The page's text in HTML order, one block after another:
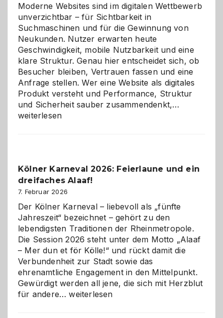
Moderne Websites sind im digitalen Wettbewerb
unverzichtbar – für Sichtbarkeit in
Suchmaschinen und für die Gewinnung von
Neukunden. Nutzer erwarten heute
Geschwindigkeit, mobile Nutzbarkeit und eine
klare Struktur. Genau hier entscheidet sich, ob
Besucher bleiben, Vertrauen fassen und eine
Anfrage stellen. Wer eine Website als digitales
Produkt versteht und Performance, Struktur
und Sicherheit sauber zusammendenkt,…
geworden
weiterlesen
Kölner Karneval 2026: Feierlaune und ein
dreifaches Alaaf!
7. Februar 2026
Der Kölner Karneval – liebevoll als „fünfte
Jahreszeit“ bezeichnet – gehört zu den
lebendigsten Traditionen der Rheinmetropole.
Die Session 2026 steht unter dem Motto „Alaaf
– Mer dun et för Kölle!“ und rückt damit die
Verbundenheit zur Stadt sowie das
ehrenamtliche Engagement in den Mittelpunkt.
Gewürdigt werden all jene, die sich mit Herzblut
für andere…Kölner
weiterlesen